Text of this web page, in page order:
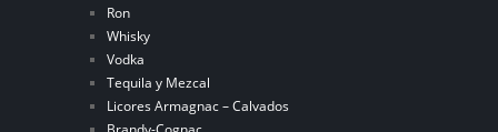
Ron
Whisky
Vodka
Tequila y Mezcal
Licores Armagnac – Calvados